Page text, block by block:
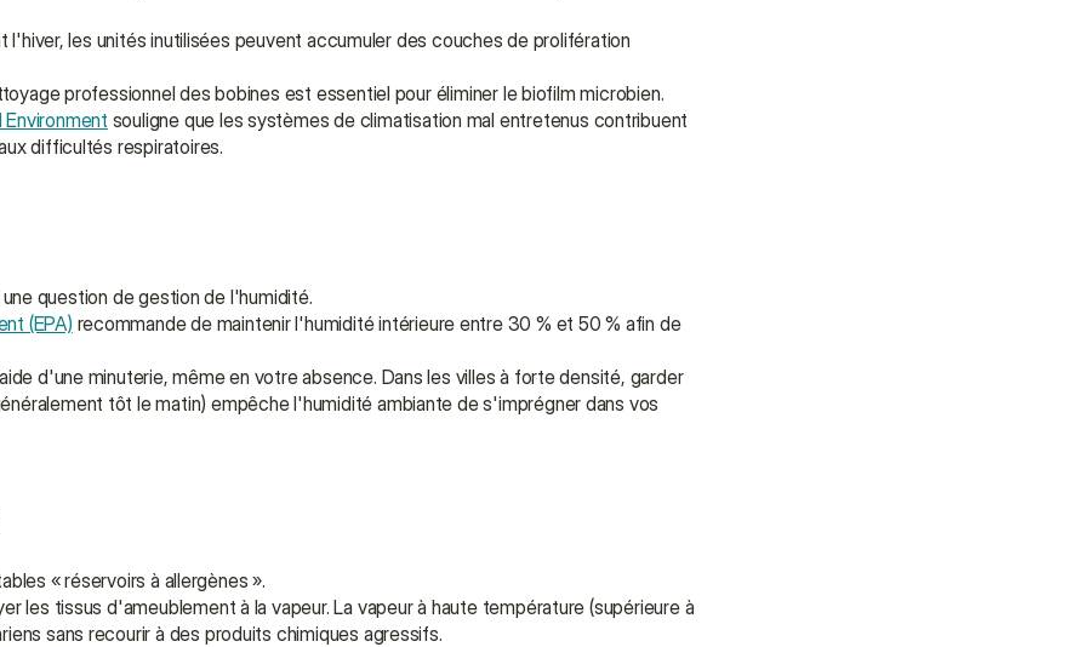
les unités inutilisées peuvent accumuler des couches de prolifération
professionnel des bobines est essentiel pour éliminer le biofilm microbien.
Environment souligne que les systèmes de climatisation mal entretenus contribuent
difficultés respiratoires.
question de gestion de l'humidité.
(EPA) recommande de maintenir l'humidité intérieure entre 30 % et 50 % afin de
d'une minuterie, même en votre absence. Dans les villes à forte densité, garder
tôt le matin) empêche l'humidité ambiante de s'imprégner dans vos
« réservoirs à allergènes ».
les tissus d'ameublement à la vapeur. La vapeur à haute température (supérieure à
sans recourir à des produits chimiques agressifs.